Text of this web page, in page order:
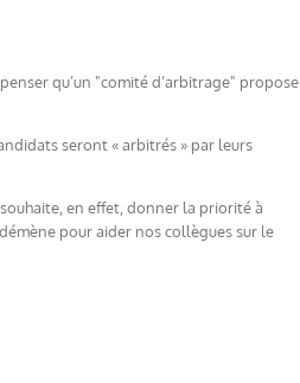
qu’un "comité d’arbitrage" propose
seront « arbitrés » par leurs
en effet, donner la priorité à
pour aider nos collègues sur le